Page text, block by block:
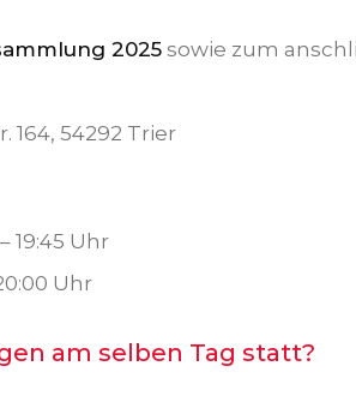
2025 sowie zum
164, 54292 Trier
19:45 Uhr
Uhr
am selben Tag statt?